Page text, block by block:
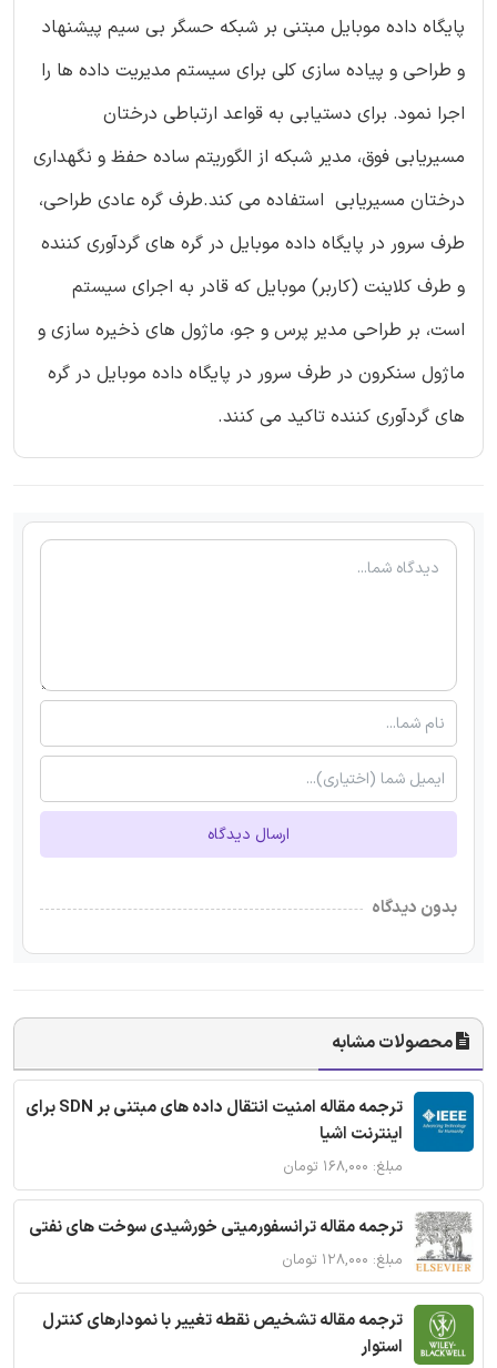
پایگاه داده موبایل مبتنی بر شبکه حسگر بی سیم پیشنهاد
و طراحی و پیاده سازی کلی برای سیستم مدیریت داده ها را
اجرا نمود. برای دستیابی به قواعد ارتباطی درختان
مسیریابی فوق، مدیر شبکه از الگوریتم ساده حفظ و نگهداری
درختان مسیریابی استفاده می کند.طرف گره عادی طراحی،
طرف سرور در پایگاه داده موبایل در گره های گردآوری کننده
و طرف کلاینت (کاربر) موبایل که قادر به اجرای سیستم
است، بر طراحی مدیر پرس و جو، ماژول های ذخیره سازی و
ماژول سنکرون در طرف سرور در پایگاه داده موبایل در گره
های گردآوری کننده تاکید می کنند.
ارسال دیدگاه
بدون دیدگاه
محصولات مشابه
ترجمه مقاله امنیت انتقال داده های مبتنی بر SDN برای
اینترنت اشیا
مبلغ: ۱۶۸,۰۰۰ تومان
ترجمه مقاله ترانسفورمیتی خورشیدی سوخت های نفتی
مبلغ: ۱۲۸,۰۰۰ تومان
ترجمه مقاله تشخیص نقطه تغییر با نمودارهای کنترل
استوار